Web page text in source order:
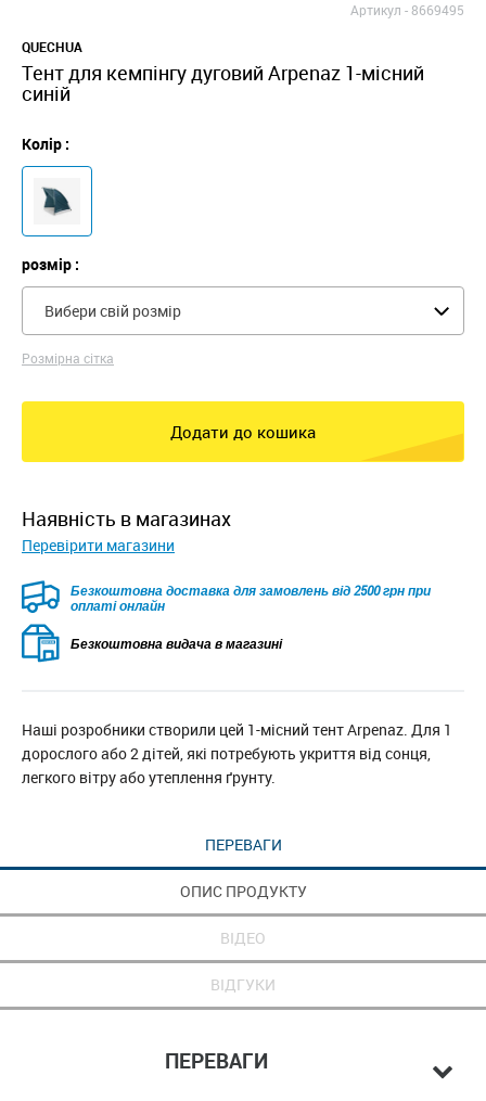
Артикул -8669495
QUECHUA
Тент для кемпінгу дуговий Arpenaz 1-місний
синій
Колір :
розмір :
Вибери свій розмір
Розмірна сітка
Додати до кошика
наявність в магазинах
Перевірити магазини
Безкоштовна доставка для замовлень від 2500 грн при
оплаті онлайн
Безкоштовна видача в магазині
Наші розробники створили цей 1-місний тент Arpenaz. Для 1
дорослого або 2 дітей, які потребують укриття від сонця,
легкого вітру або утеплення ґрунту.
ПЕРЕВАГИ
ОПИС ПРОДУКТУ
ВІДЕО
ВІДГУКИ
ПЕРЕВАГИ